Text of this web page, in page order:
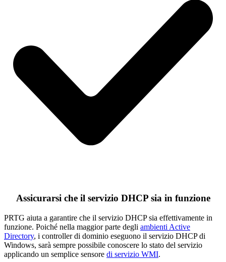
Assicurarsi che il servizio DHCP sia in funzione
PRTG aiuta a garantire che il servizio DHCP sia effettivamente in
funzione. Poiché nella maggior parte degli ambienti Active
Directory, i controller di dominio eseguono il servizio DHCP di
Windows, sarà sempre possibile conoscere lo stato del servizio
applicando un semplice sensore di servizio WMI.